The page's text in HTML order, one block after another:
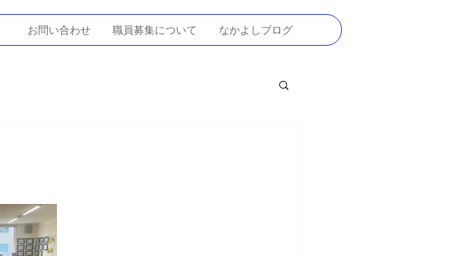
お問い合わせ 職員募集について なかよしブログ